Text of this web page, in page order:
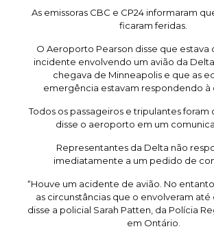
As emissoras CBC e CP24 informaram
ficaram feridas.
O Aeroporto Pearson disse que estava
incidente envolvendo um avião da
chegava de Minneapolis e que as
emergência estavam respondendo à
Todos os passageiros e tripulantes foram
disse o aeroporto em um
Representantes da Delta não
imediatamente a um pedido de
“Houve um acidente de avião. No
as circunstâncias que o envolveram até
disse a policial Sarah Patten, da Polícia
em Ontário.